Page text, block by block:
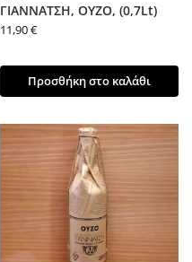
ΓΙΑΝΝΑΤΣΗ, ΟΥΖΟ, (0,7Lt)
11,90€
Προσθήκη στο καλάθι